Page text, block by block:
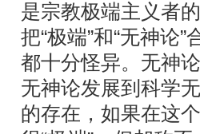
是宗教极端主义者
把“极端”和“无神论
都十分怪异。无神
无神论发展到科学
的存在，如果在这